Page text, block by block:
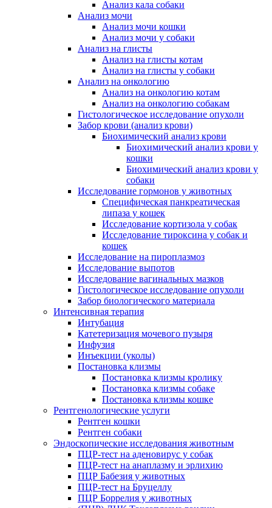
Анализ кала собаки
Анализ мочи
Анализ мочи кошки
Анализ мочи у собаки
Анализ на глисты
Анализ на глисты котам
Анализ на глисты у собаки
Анализ на онкологию
Анализ на онкологию котам
Анализ на онкологию собакам
Гистологическое исследование опухоли
Забор крови (анализ крови)
Биохимический анализ крови
Биохимический анализ крови у
кошки
Биохимический анализ крови у
собаки
Исследование гормонов у животных
Специфическая панкреатическая
липаза у кошек
Исследование кортизола у собак
Исследование тироксина у собак и
кошек
Исследование на пироплазмоз
Исследование выпотов
Исследование вагинальных мазков
Гистологическое исследование опухоли
Забор биологического материала
Интенсивная терапия
Интубация
Катетеризация мочевого пузыря
Инфузия
Инъекции (уколы)
Постановка клизмы
Постановка клизмы кролику
Постановка клизмы собаке
Постановка клизмы кошке
Рентгенологические услуги
Рентген кошки
Рентген собаки
Эндоскопические исследования животным
ПЦР-тест на аденовирус у собак
ПЦР-тест на анаплазму и эрлихию
ПЦР Бабезия у животных
ПЦР-тест на Бруцеллу
ПЦР Боррелия у животных